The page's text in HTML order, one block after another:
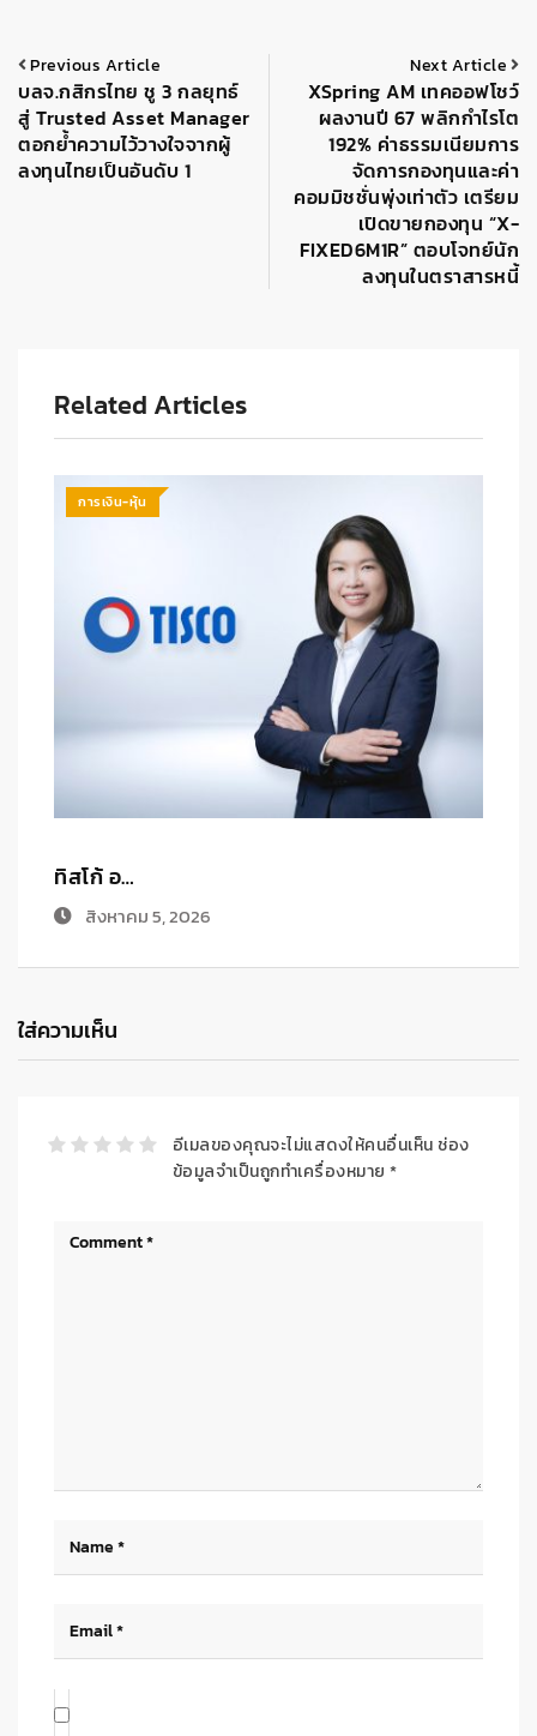
Previous Article
บลจ.กสิกรไทย ชู 3 กลยุทธ์
สู่ Trusted Asset Manager
ตอกย้ำความไว้วางใจจากผู้
ลงทุนไทยเป็นอันดับ 1
Next Article
XSpring AM เทคออฟโชว์
ผลงานปี 67 พลิกกำไรโต
192% ค่าธรรมเนียมการ
จัดการกองทุนและค่า
คอมมิชชั่นพุ่งเท่าตัว เตรียม
เปิดขายกองทุน “X-
FIXED6M1R” ตอบโจทย์นัก
ลงทุนในตราสารหนี้
Related Articles
การเงิน-หุ้น
ทิสโก้ อ…
สิงหาคม 5, 2026
ใส่ความเห็น
อีเมลของคุณจะไม่แสดงให้คนอื่นเห็น ช่อง
ข้อมูลจำเป็นถูกทำเครื่องหมาย *